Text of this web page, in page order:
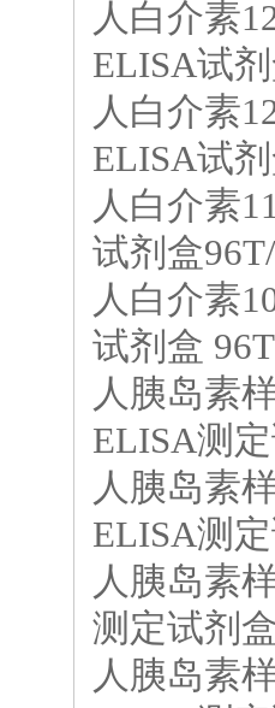
人白介素
ELISA试
人白介素
ELISA试
人白介素
试剂盒
人白介素
试剂盒
人胰岛素
ELISA测
人胰岛素
ELISA测
人胰岛素
测定试剂
人胰岛素